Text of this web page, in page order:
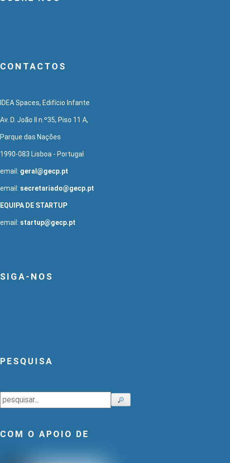
CONTACTOS
IDEA Spaces, Edifício Infante
Av. D. João II n.º35, Piso 11 A,
Parque das Nações
1990-083 Lisboa - Portugal
email: geral@gecp.pt
email: secretariado@gecp.pt
EQUIPA DE STARTUP
email: startup@gecp.pt
SIGA-NOS
PESQUISA
Pesquisar
COM O APOIO DE